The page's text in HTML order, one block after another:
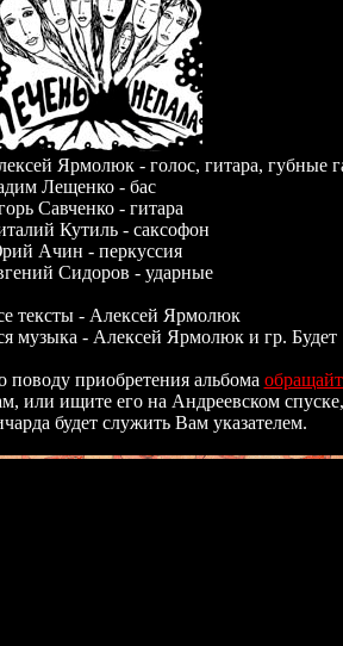
Ярмолюк - голос, гитара, губные
Лещенко - бас
Савченко - гитара
Кутиль - саксофон
Ачин - перкуссия
Сидоров - ударные
тексты - Алексей Ярмолюк
музыка - Алексей Ярмолюк и гр. Будет
поводу приобретения альбома
или ищите его на Андреевском
будет служить Вам указателем.